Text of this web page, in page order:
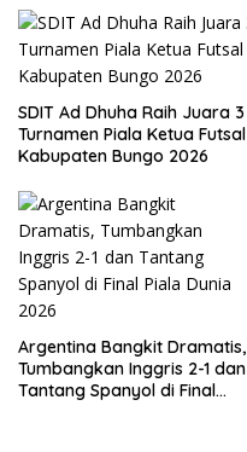
SDIT Ad Dhuha Raih Juara 3
Turnamen Piala Ketua Futsal
Kabupaten Bungo 2026
Argentina Bangkit Dramatis,
Tumbangkan Inggris 2-1 dan
Tantang Spanyol di Final